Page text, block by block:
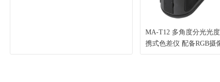
MA-T12 多角度分光光
携式色差仪 配备RGB摄
12个测量角度（X-Rite